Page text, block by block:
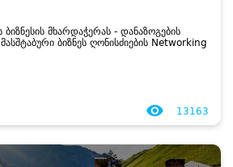
მხარ­და­ჭე­რას - და­ნა­ზო­გე­ბის
ბიზ­ნეს ღო­ნის­ძი­ე­ბის Networking
13163